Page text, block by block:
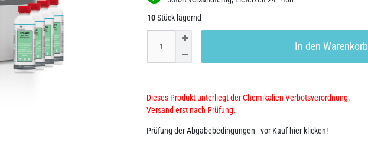
10Stück lagernd
In den Warenkorb
Dieses Produkt unterliegt der Chemikalien-Verbotsverordnung.
Versand erst nach Prüfung.
Prüfung der Abgabebedingungen - vor Kauf hier klicken!